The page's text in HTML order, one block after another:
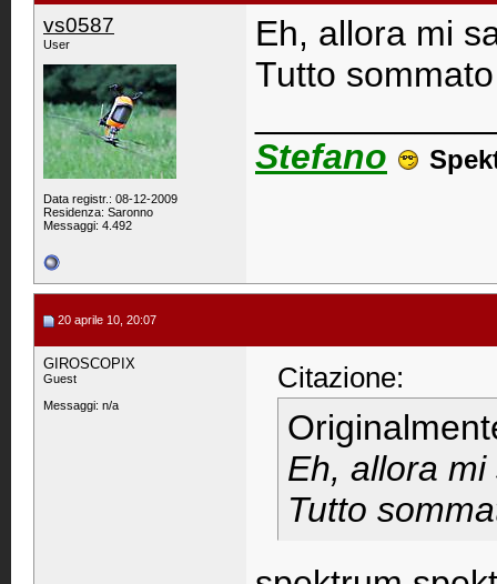
vs0587
User
Data registr.: 08-12-2009
Residenza: Saronno
Messaggi: 4.492
Eh, allora mi
Tutto
Stefano
20 aprile 10, 20:07
GIROSCOPIX
Guest
Messaggi: n/a
Citazione:
Eh, allora
Tutto